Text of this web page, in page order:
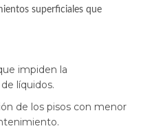
superficiales que
impiden la
líquidos.
de los pisos con menor